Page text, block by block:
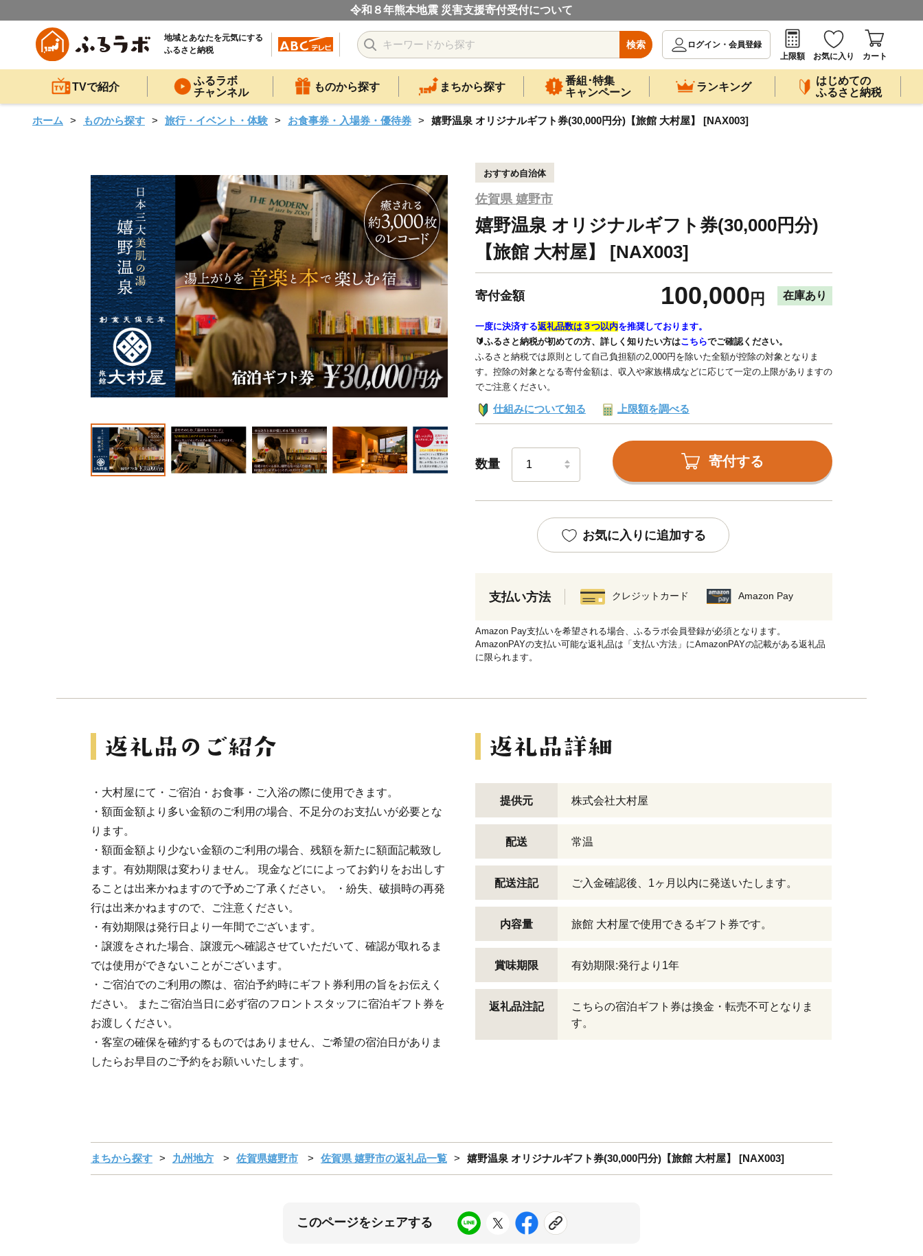
令和８年熊本地震 災害支援寄付受付について
地域とあなたを元気にする
ふるさと納税
検索
ログイン・会員登録
上限額
お気に入り カート
TVで紹介
ふるラボ
チャンネル
ものから探す まちから探す
番組･特集
キャンペーン
ランキング
はじめての
ふるさと納税
ホーム ものから探す 旅行・イベント・体験 お食事券・入場券・優待券 嬉野温泉 オリジナルギフト券(30,000円分)【旅館 大村屋】 [NAX003]
おすすめ自治体
佐賀県 嬉野市
嬉野温泉 オリジナルギフト券(30,000円分)
【旅館 大村屋】 [NAX003]
寄付金額 100,000 円 在庫あり
一度に決済する返礼品数は３つ以内を推奨しております。
🔰ふるさと納税が初めての方、詳しく知りたい方はこちらでご確認ください。
ふるさと納税では原則として自己負担額の2,000円を除いた全額が控除の対象となりま
す。控除の対象となる寄付金額は、収入や家族構成などに応じて一定の上限がありますの
でご注意ください。
仕組みについて知る 上限額を調べる
数量 寄付する
お気に入りに追加する
支払い方法 クレジットカード Amazon Pay
Amazon Pay支払いを希望される場合、ふるラボ会員登録が必須となります。
AmazonPAYの支払い可能な返礼品は「支払い方法」にAmazonPAYの記載がある返礼品
に限られます。
・大村屋にて・ご宿泊・お食事・ご入浴の際に使用できます。
・額面金額より多い金額のご利用の場合、不足分のお支払いが必要とな
ります。
・額面金額より少ない金額のご利用の場合、残額を新たに額面記載致し
ます。有効期限は変わりません。 現金などにによってお釣りをお出しす
ることは出来かねますので予めご了承ください。 ・紛失、破損時の再発
行は出来かねますので、ご注意ください。
・有効期限は発行日より一年間でございます。
・譲渡をされた場合、譲渡元へ確認させていただいて、確認が取れるま
では使用ができないことがございます。
・ご宿泊でのご利用の際は、宿泊予約時にギフト券利用の旨をお伝えく
ださい。 またご宿泊当日に必ず宿のフロントスタッフに宿泊ギフト券を
お渡しください。
・客室の確保を確約するものではありません、ご希望の宿泊日がありま
したらお早目のご予約をお願いいたします。
提供元 株式会社大村屋
配送 常温
配送注記 ご入金確認後、1ヶ月以内に発送いたします。
内容量 旅館 大村屋で使用できるギフト券です。
賞味期限 有効期限:発行より1年
返礼品注記
こちらの宿泊ギフト券は換金・転売不可となりま
す。
まちから探す 九州地方 佐賀県嬉野市 佐賀県 嬉野市の返礼品一覧 嬉野温泉 オリジナルギフト券(30,000円分)【旅館 大村屋】 [NAX003]
このページをシェアする